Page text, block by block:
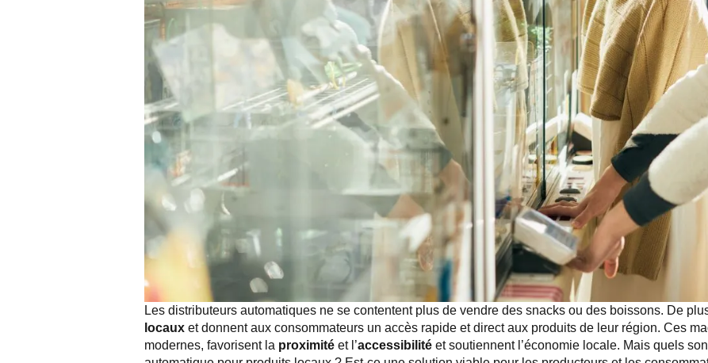
Les distributeurs automatiques ne se contentent plus de vendre des snacks ou des boissons. De
locauxet donnent aux consommateurs un accès rapide et direct aux produits de leur région. Ces
modernes, favorisent la proximitéet l’accessibilitéet soutiennent l’économie locale. Mais quels